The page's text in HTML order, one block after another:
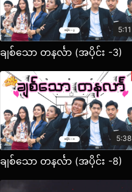
5:11
ချစ်သော တနင်္လာ (အပိုင်း -3)
5:38
ချစ်သော တနင်္လာ (အပိုင်း -8)